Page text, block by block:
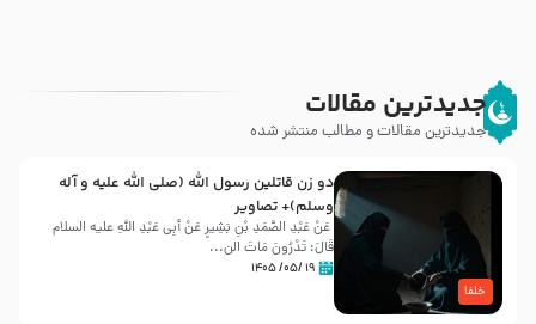
جدیدترین مقالات
جدیدترین مقالات و مطالب منتشر شده
خلفا
دو زن قاتلين رسول الله (صلى‌ الله‌ علیه‌ و آله‌
وسلم)+ تصاویر
عَنْ عَبْدِ الصَّمَدِ بْنِ بَشِیرٍ عَنْ أَبِی عَبْدِ اللَّهِ علیه السلام
قَالَ: تَدْرُونَ مَاتَ الن...
۱۹ /۰۵/ ۱۴۰۵